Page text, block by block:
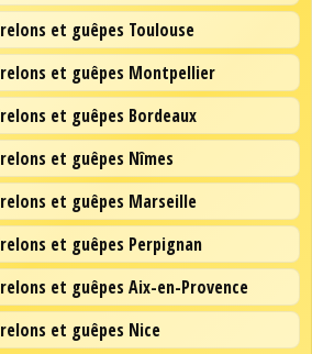
et guêpes Toulouse
et guêpes Montpellier
et guêpes Bordeaux
et guêpes Nîmes
et guêpes Marseille
et guêpes Perpignan
et guêpes Aix-en-Provence
et guêpes Nice